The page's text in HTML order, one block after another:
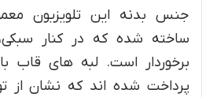
جنس بدنه این تلویزیون
ساخته شده که در کنار
برخوردار است. لبه های
پرداخت شده اند که نشان از